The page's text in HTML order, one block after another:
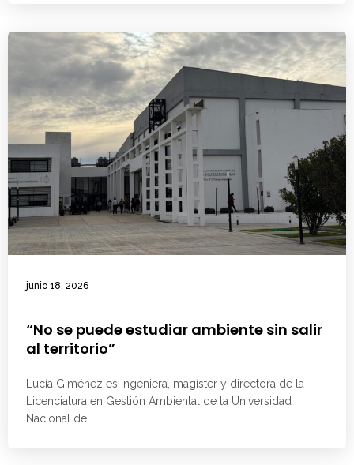
junio 18, 2026
“No se puede estudiar ambiente sin salir
al territorio”
Lucía Giménez es ingeniera, magíster y directora de la
Licenciatura en Gestión Ambiental de la Universidad
Nacional de